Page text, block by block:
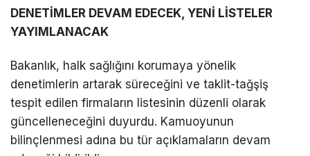
DENETİMLER DEVAM EDECEK, YENİ LİSTELER
YAYIMLANACAK
Bakanlık, halk sağlığını korumaya yönelik
denetimlerin artarak süreceğini ve taklit-tağşiş
tespit edilen firmaların listesinin düzenli olarak
güncelleneceğini duyurdu. Kamuoyunun
bilinçlenmesi adına bu tür açıklamaların devam